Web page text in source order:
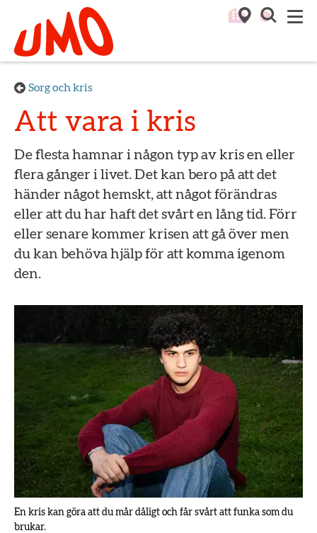
Till startsidan för Umo
Sorg och kris
Att vara i kris
De flesta hamnar i någon typ av kris en eller
flera gånger i livet. Det kan bero på att det
händer något hemskt, att något förändras
eller att du har haft det svårt en lång tid. Förr
eller senare kommer krisen att gå över men
du kan behöva hjälp för att komma igenom
den.
En kris kan göra att du mår dåligt och får svårt att funka som du
brukar.